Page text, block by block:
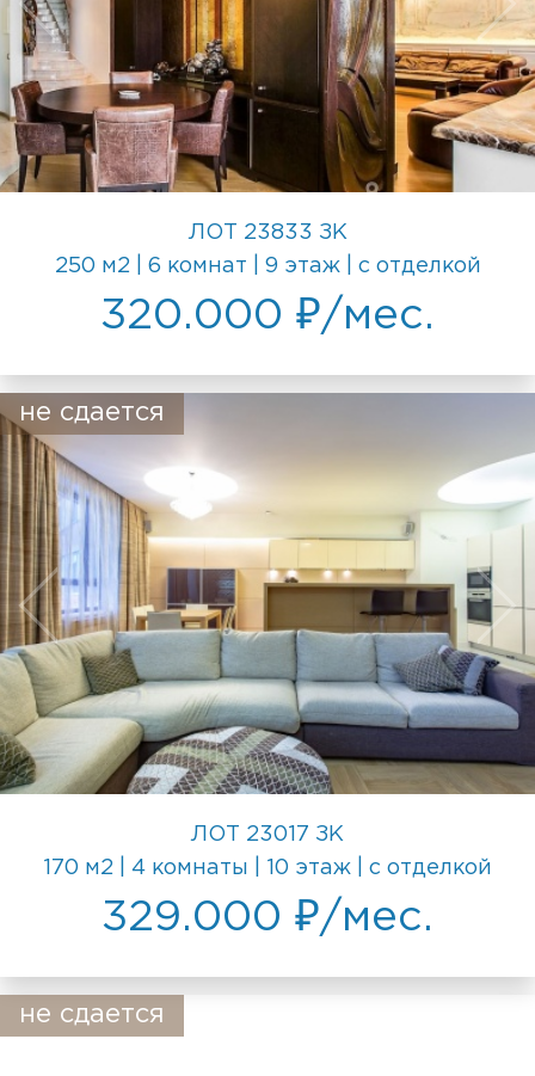
ЛОТ 23833 ЗК
250 м2 | 6 комнат | 9 этаж | с отделкой
320.000 ₽/мес.
не сдается
ЛОТ 23017 ЗК
170 м2 | 4 комнаты | 10 этаж | с отделкой
329.000 ₽/мес.
не сдается